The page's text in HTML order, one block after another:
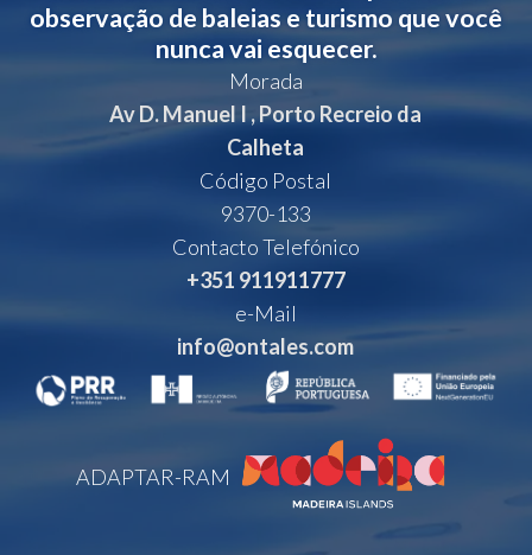
observação de baleias e turismo que você
nunca vai esquecer.
Morada
Av D. Manuel I , Porto Recreio da
Calheta
Código Postal
9370-133
Contacto Telefónico
+351 911911777
e-Mail
info@ontales.com
ADAPTAR-RAM